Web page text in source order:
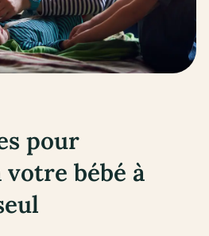
pour
bébé à